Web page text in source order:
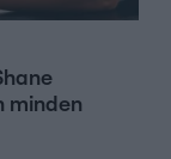
minden